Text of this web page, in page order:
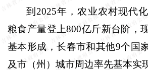
到 2025年，农业农村现代
粮食产量登上800亿斤新台阶，
基本形成，长春市和其他9个国
及市（州）城市周边率先基本实